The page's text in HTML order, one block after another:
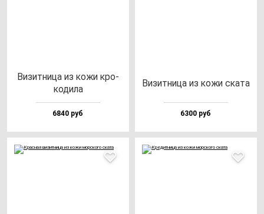
Визит­ни­ца из ко­жи кро­
ко­ди­ла
6840 руб
Визит­ни­ца из ко­жи ска­та
6300 руб